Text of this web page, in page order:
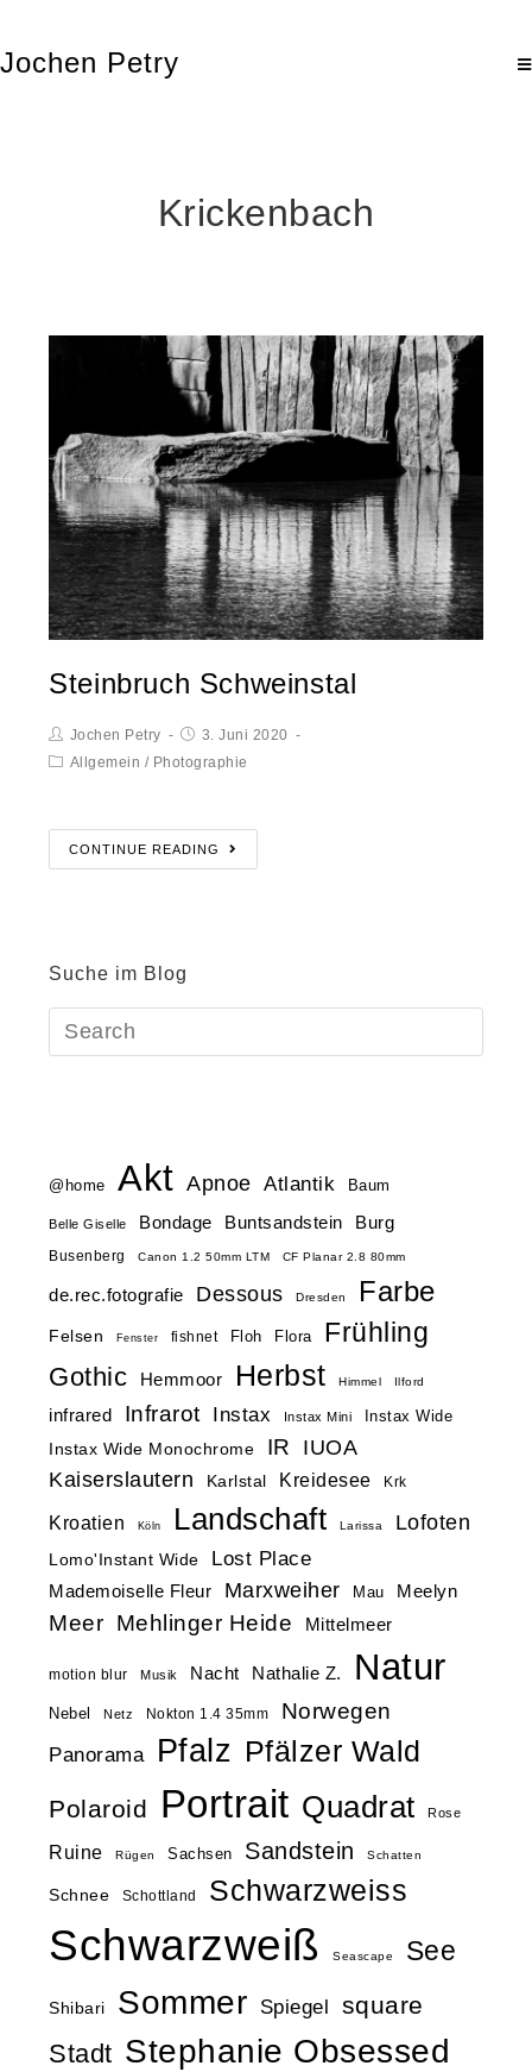
Jochen Petry
Krickenbach
Steinbruch Schweinstal
Jochen Petry
3. Juni 2020
Allgemein / Photographie
CONTINUE READING
Suche im Blog
@home Akt Apnoe Atlantik Baum
Belle Giselle Bondage Buntsandstein Burg
Busenberg Canon 1.2 50mm LTM CF Planar 2.8 80mm
de.rec.fotografie Dessous Dresden Farbe
Felsen Fenster fishnet Floh Flora Frühling
Gothic Hemmoor Herbst Himmel Ilford
infrared Infrarot Instax Instax Mini
Instax Wide
Instax Wide Monochrome
IR
IUOA
Kaiserslautern
Karlstal Kreidesee Krk
Kroatien Köln Landschaft Larissa Lofoten
Lomo'Instant Wide Lost Place
Mademoiselle Fleur Marxweiher Mau Meelyn
Meer Mehlinger Heide Mittelmeer
motion blur Musik Nacht Nathalie Z. Natur
Nebel Netz Nokton 1.4 35mm Norwegen
Panorama Pfalz Pfälzer Wald
Polaroid Portrait Quadrat Rose
Ruine Rügen Sachsen Sandstein Schatten
Schnee Schottland Schwarzweiss
Schwarzweiß Seascape See
Shibari Sommer Spiegel square
Stadt Stephanie Obsessed